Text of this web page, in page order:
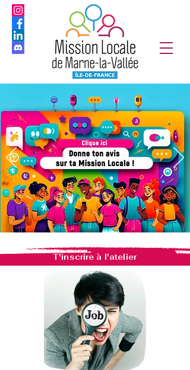
T'inscrire à l'atelier